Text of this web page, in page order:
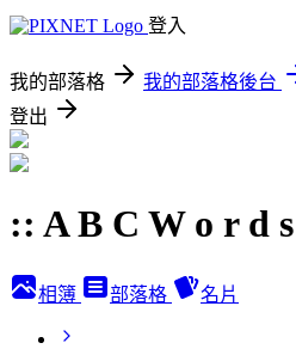
登入
我的部落格 我的部落格後台
登出
:: A B C W o r d
相簿 部落格 名片